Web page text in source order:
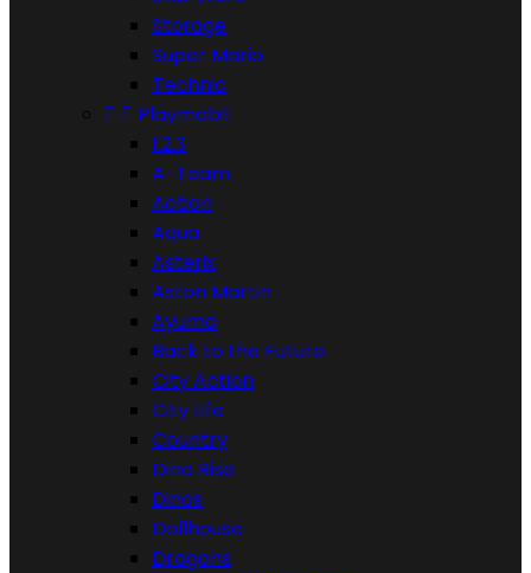
Storage
Super Mario
Technic
  Playmobil
1.2.3
A-Team
Action
Aqua
Asterix
Aston Martin
Ayuma
Back to the Future
City Action
City Life
Country
Dino Rise
Dinos
Dollhouse
Dragons